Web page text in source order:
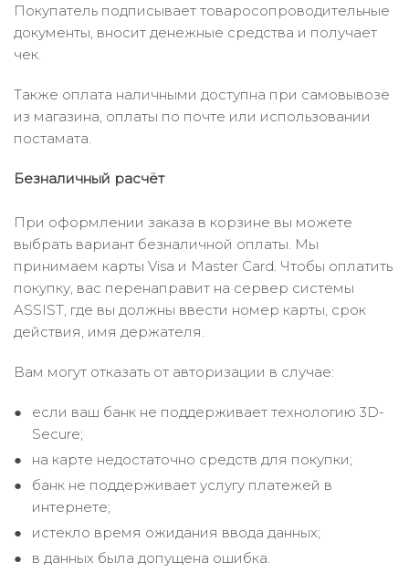
Покупатель подписывает товаросопроводительные
документы, вносит денежные средства и получает
чек.
Также оплата наличными доступна при самовывозе
из магазина, оплаты по почте или использовании
постамата.
Безналичный расчёт
При оформлении заказа в корзине вы можете
выбрать вариант безналичной оплаты. Мы
принимаем карты Visa и Master Card. Чтобы оплатить
покупку, вас перенаправит на сервер системы
ASSIST, где вы должны ввести номер карты, срок
действия, имя держателя.
Вам могут отказать от авторизации в случае:
если ваш банк не поддерживает технологию 3D-
Secure;
на карте недостаточно средств для покупки;
банк не поддерживает услугу платежей в
интернете;
истекло время ожидания ввода данных;
в данных была допущена ошибка.